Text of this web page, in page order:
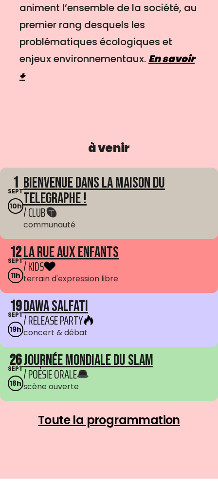
animent l’ensemble de la société, au
premier rang desquels les
problématiques écologiques et
enjeux environnementaux. En savoir
+
à venir
1
SEPT
10h
Bienvenue dans La Maison du
Telegraphe !
/ CLUB
communauté
12
SEPT
11h
La Rue aux enfants
/ KIDS
terrain d'expression libre
19
SEPT
19h
Dawa Salfati
/ RELEASE PARTY
concert & débat
26
SEPT
18h
Journée mondiale du Slam
/ POÉSIE ORALE
scène ouverte
Toute la programmation